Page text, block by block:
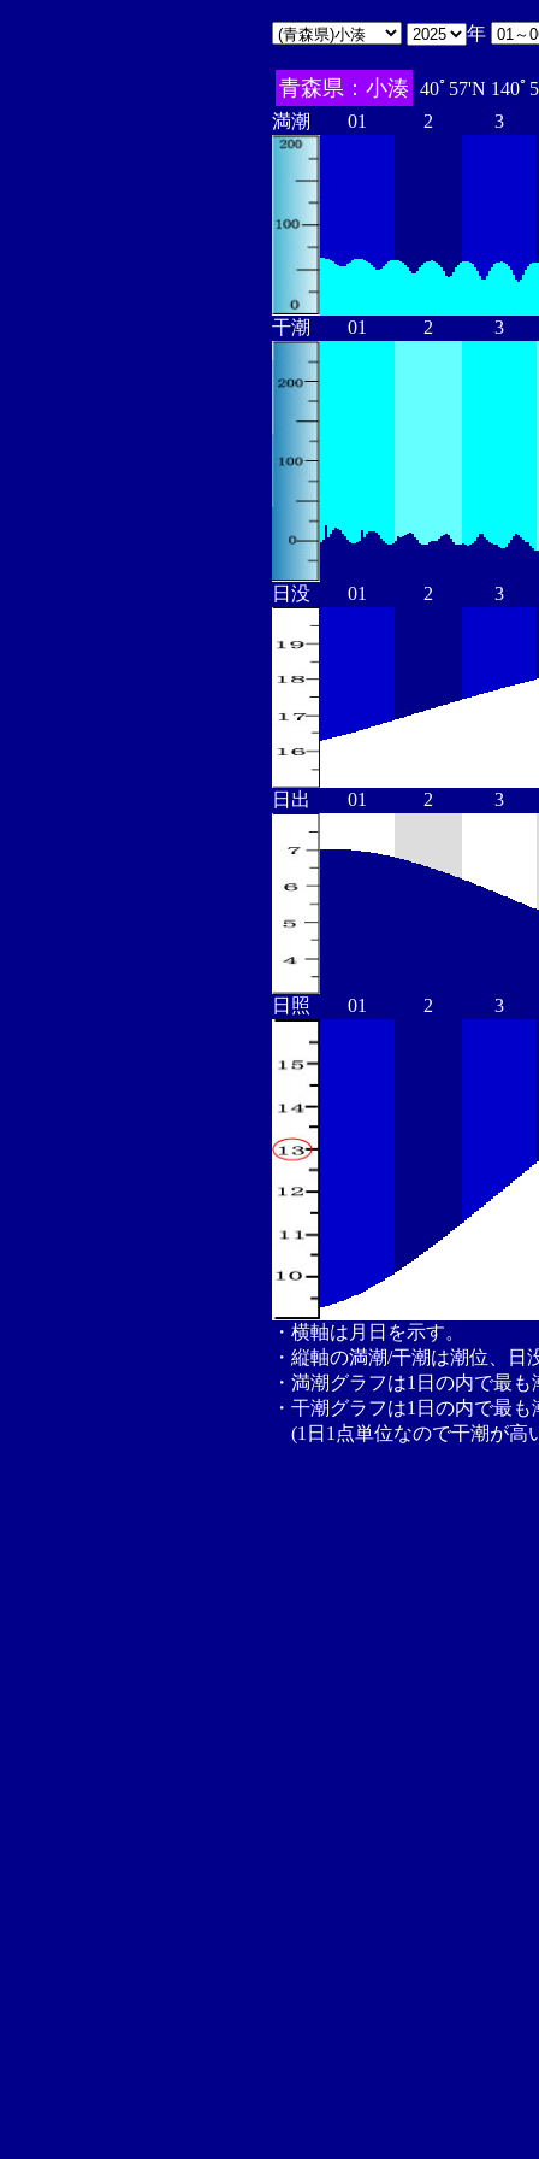
年
青森県：小湊 40ﾟ57'N 140ﾟ
満潮
01 2 3
干潮 01 2 3
日没 01 2 3
日出 01 2 3
日照 01 2 3
・横軸は月日を示す。
・縦軸の満潮/干潮は潮位、
・満潮グラフは1日の内で最
・干潮グラフは1日の内で最
(1日1点単位なので干潮が高